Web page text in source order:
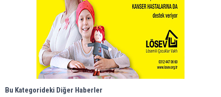
Bu Kategorideki Diğer Haberler